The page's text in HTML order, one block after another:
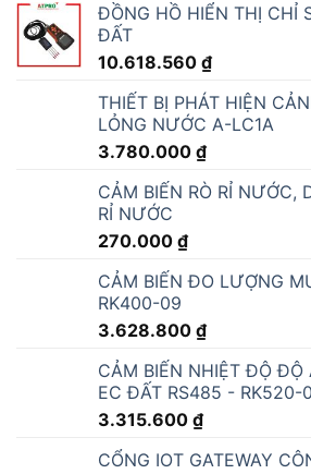
ĐỒNG HỒ HIỂN THỊ CHỈ
ĐẤT
10.618.560 ₫
THIẾT BỊ PHÁT HIỆN
LỎNG NƯỚC A-LC1A
3.780.000 ₫
CẢM BIẾN RÒ RỈ NƯỚC,
RỈ NƯỚC
270.000 ₫
CẢM BIẾN ĐO LƯỢNG
RK400-09
3.628.800 ₫
CẢM BIẾN NHIỆT ĐỘ
EC ĐẤT RS485 - RK520-
3.315.600 ₫
CỔNG IOT GATEWAY